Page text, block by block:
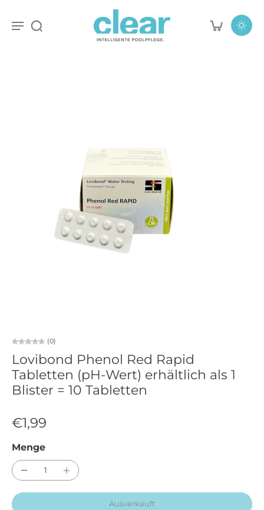
(0)
Lovibond Phenol Red Rapid
Tabletten (pH-Wert) erhältlich als 1
Blister = 10 Tabletten
€1,99
Menge
Ausverkauft